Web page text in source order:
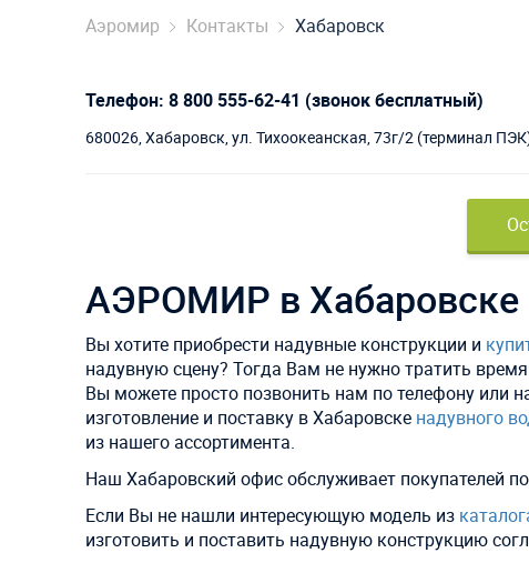
Аэромир Контакты Хабаровск
Телефон: 8 800 555-62-41 (звонок бесплатный)
680026, Хабаровск, ул. Тихоокеанская, 73г/2 (терминал
АЭРОМИР в Хабаровске
Вы хотите приобрести надувные конструкции и
надувную сцену? Тогда Вам не нужно тратить
Вы можете просто позвонить нам по телефону или
изготовление и поставку в Хабаровске надувного
из нашего ассортимента.
Наш Хабаровский офис обслуживает покупателей
Если Вы не нашли интересующую модель из
изготовить и поставить надувную конструкцию